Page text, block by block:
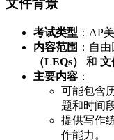
文件背景
考试类型 ：AP
内容范围 ：自
（LEQs）
和 文
主要内容 ：
可能包含
题和时间段
提供写作
作能力。